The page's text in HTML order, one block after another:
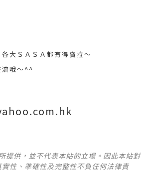
大ＳＡＳＡ都有得賣拉～
流哦～^^
提供，並不代表本站的立場。因此本站對
性、準確性及完整性不負任何法律責